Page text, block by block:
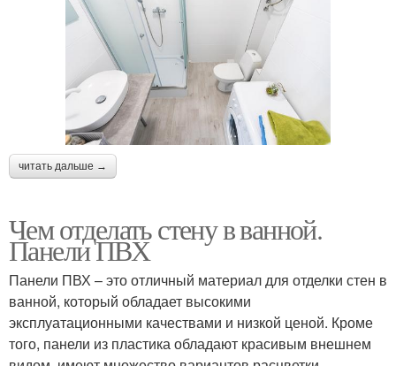
читать дальше →
Чем отделать стену в ванной.
Панели ПВХ
Панели ПВХ – это отличный материал для отделки стен в
ванной, который обладает высокими
эксплуатационными качествами и низкой ценой. Кроме
того, панели из пластика обладают красивым внешнем